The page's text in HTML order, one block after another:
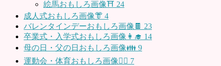
絵馬おもしろ画像⛩ 24
成人式おもしろ画像👘 4
バレンタインデーおもしろ画像🍫 23
卒業式・入学式おもしろ画像👩‍🎓 14
母の日・父の日おもしろ画像👪 9
運動会・体育おもしろ画像🤸‍♂️ 7